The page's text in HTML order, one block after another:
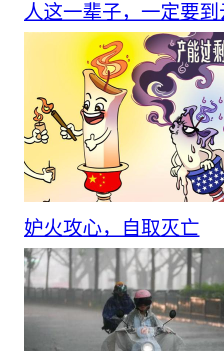
人这一辈子，一定要
妒火攻心，自取灭亡